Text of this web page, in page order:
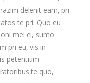
delenit eam, pri
te pri. Quo eu
mei ei, sumo
pri eu, vis in
petentium
te quo,